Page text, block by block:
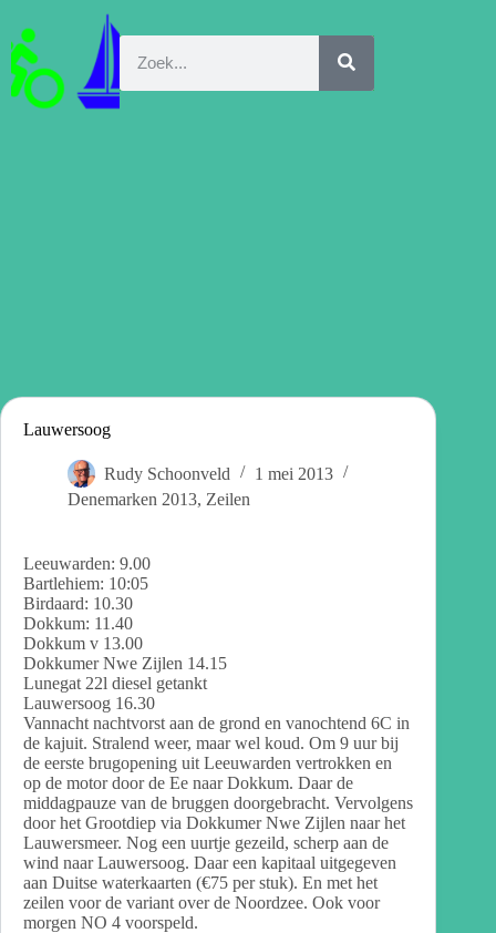
Lauwersoog
Rudy Schoonveld
1 mei 2013
Denemarken 2013, Zeilen
Leeuwarden: 9.00
Bartlehiem: 10:05
Birdaard: 10.30
Dokkum: 11.40
Dokkum v 13.00
Dokkumer Nwe Zijlen 14.15
Lunegat 22l diesel getankt
Lauwersoog 16.30
Vannacht nachtvorst aan de grond en vanochtend 6C in
de kajuit. Stralend weer, maar wel koud. Om 9 uur bij
de eerste brugopening uit Leeuwarden vertrokken en
op de motor door de Ee naar Dokkum. Daar de
middagpauze van de bruggen doorgebracht. Vervolgens
door het Grootdiep via Dokkumer Nwe Zijlen naar het
Lauwersmeer. Nog een uurtje gezeild, scherp aan de
wind naar Lauwersoog. Daar een kapitaal uitgegeven
aan Duitse waterkaarten (€75 per stuk). En met het
zeilen voor de variant over de Noordzee. Ook voor
morgen NO 4 voorspeld.